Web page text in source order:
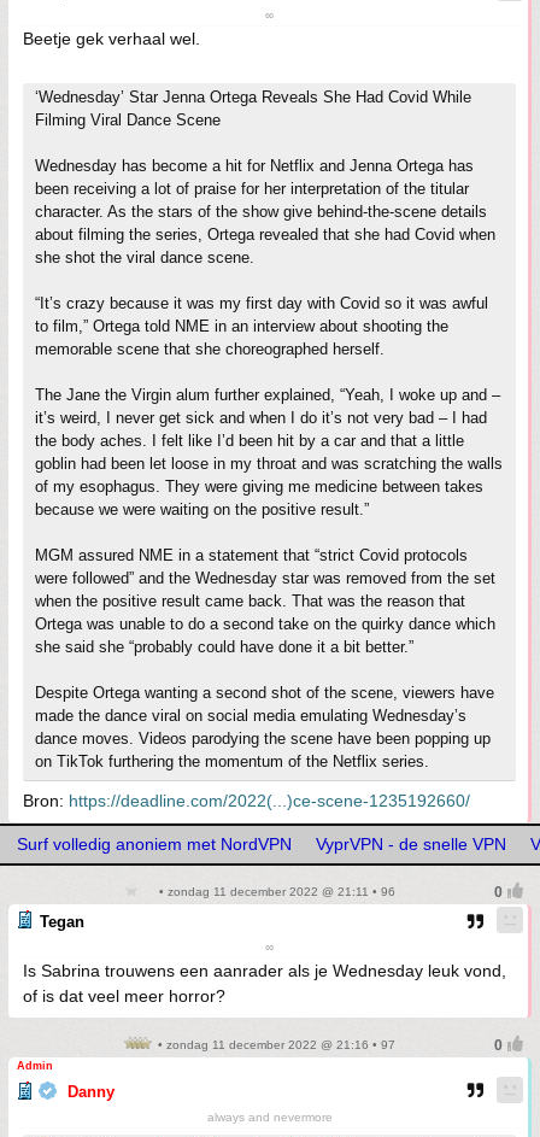
∞
Beetje gek verhaal wel.
‘Wednesday’ Star Jenna Ortega Reveals She Had Covid While
Filming Viral Dance Scene
Wednesday has become a hit for Netflix and Jenna Ortega has
been receiving a lot of praise for her interpretation of the titular
character. As the stars of the show give behind-the-scene details
about filming the series, Ortega revealed that she had Covid when
she shot the viral dance scene.
“It’s crazy because it was my first day with Covid so it was awful
to film,” Ortega told NME in an interview about shooting the
memorable scene that she choreographed herself.
The Jane the Virgin alum further explained, “Yeah, I woke up and –
it’s weird, I never get sick and when I do it’s not very bad – I had
the body aches. I felt like I’d been hit by a car and that a little
goblin had been let loose in my throat and was scratching the walls
of my esophagus. They were giving me medicine between takes
because we were waiting on the positive result.”
MGM assured NME in a statement that “strict Covid protocols
were followed” and the Wednesday star was removed from the set
when the positive result came back. That was the reason that
Ortega was unable to do a second take on the quirky dance which
she said she “probably could have done it a bit better.”
Despite Ortega wanting a second shot of the scene, viewers have
made the dance viral on social media emulating Wednesday’s
dance moves. Videos parodying the scene have been popping up
on TikTok furthering the momentum of the Netflix series.
Bron: https://deadline.com/2022(...)ce-scene-1235192660/
Surf volledig anoniem met NordVPN VyprVPN - de snelle VPN
• zondag 11 december 2022 @ 21:11 • 96
Tegan
∞
Is Sabrina trouwens een aanrader als je Wednesday leuk vond,
of is dat veel meer horror?
• zondag 11 december 2022 @ 21:16 • 97
Admin
Danny
always and nevermore